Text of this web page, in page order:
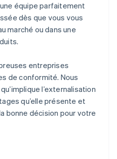
équipe parfaitement
dès que vous vous
marché ou dans une
entreprises
de conformité. Nous
l’externalisation
qu’elle présente et
bonne décision pour votre